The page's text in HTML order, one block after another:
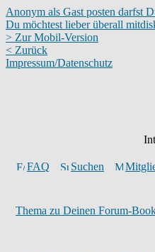
Anonym als Gast posten darfst
Du möchtest lieber überall
> Zur Mobil-Version
< Zurück
Impressum/Datenschutz
FAQ Suchen
Thema zu Deinen Forum-